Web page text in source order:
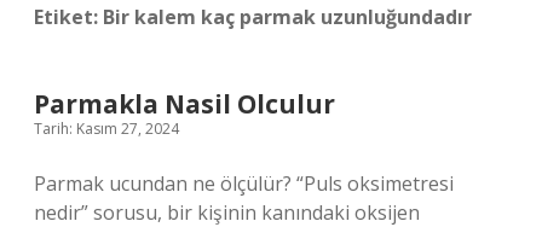
Etiket: Bir kalem kaç parmak uzunluğundadır
Parmakla Nasil Olculur
Tarih: Kasım 27, 2024
Parmak ucundan ne ölçülür? “Puls oksimetresi
nedir” sorusu, bir kişinin kanındaki oksijen